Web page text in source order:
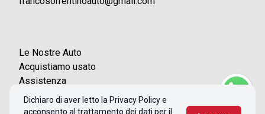
Le Nostre Auto
Acquistiamo usato
Assistenza
Contatti
Dichiaro di aver letto la Privacy Policy e
acconsento al trattamento dei dati per il